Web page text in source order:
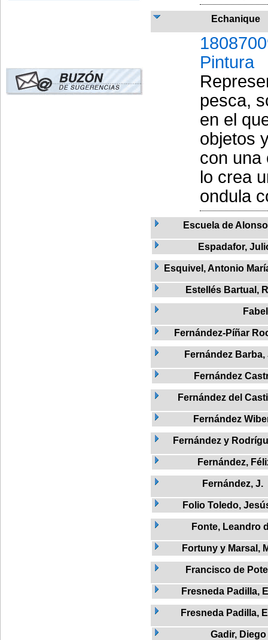
Echanique
Pintura
pesca,
en el
objetos
con una
lo crea
ondula
Escuela de
Espadafor,
Esquivel, Antonio
Estellés Bartual,
Fabel
Fernández-Píñar
Fernández Barba,
Fernández
Fernández del
Fernández
Fernández y
Fernández,
Fernández, J.
Folio Toledo,
Fonte, Leandro
Fortuny y Marsal,
Francisco de
Fresneda Padilla,
Fresneda Padilla,
Gadir, Diego